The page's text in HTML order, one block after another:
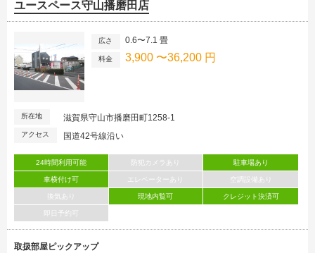
ユースペース守山播磨田店
広さ 0.6〜7.1 畳
料金 3,900 〜36,200 円
所在地 滋賀県守山市播磨田町1258-1
アクセス 国道42号線沿い
24時間利用可能 防犯カメラあり 駐車場あり
車横付け可 エレベーターあり 空調設備あり
換気あり 現地内覧可 クレジット決済可
即日予約可
取扱部屋ピックアップ